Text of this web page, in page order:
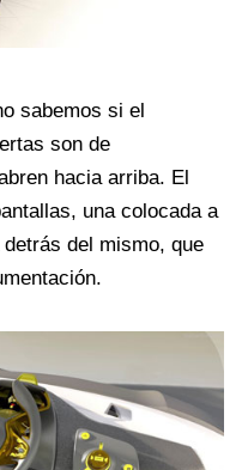
sabemos si el
son de
hacia arriba. El
una colocada a
del mismo, que